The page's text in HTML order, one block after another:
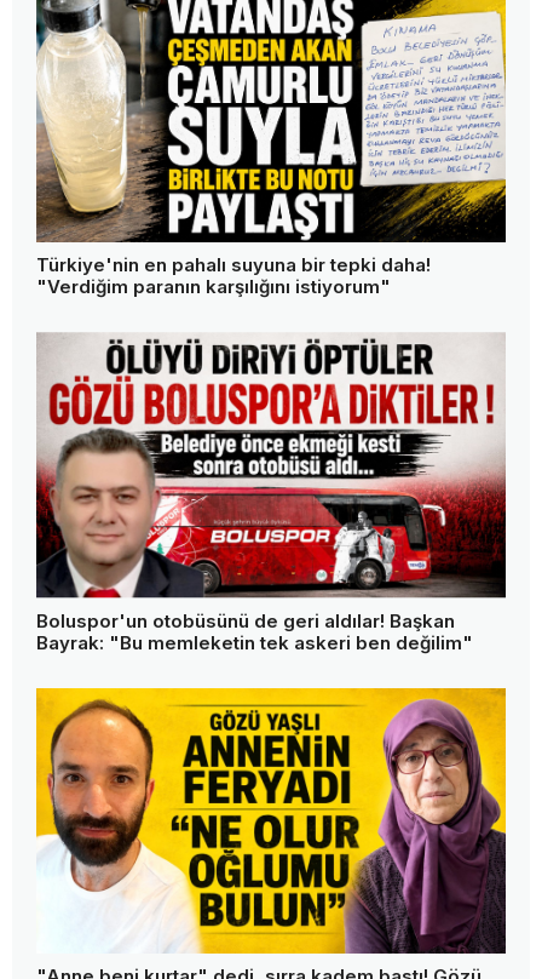
Türkiye'nin en pahalı suyuna bir tepki daha!
"Verdiğim paranın karşılığını istiyorum"
Boluspor'un otobüsünü de geri aldılar! Başkan
Bayrak: "Bu memleketin tek askeri ben değilim"